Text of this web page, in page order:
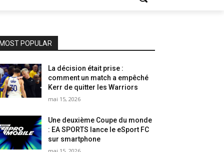
MOST POPULAR
La décision était prise :
comment un match a empêché
Kerr de quitter les Warriors
mai 15, 2026
Une deuxième Coupe du monde
: EA SPORTS lance le eSport FC
sur smartphone